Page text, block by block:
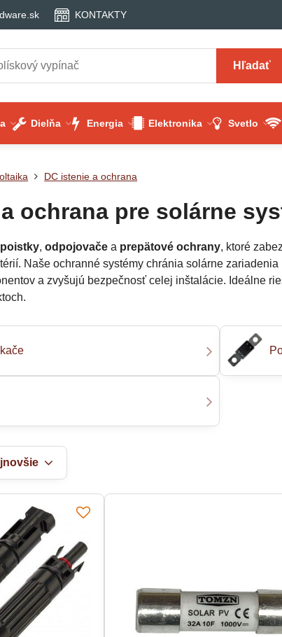
KONTAKTY
Hľadať
Dielňa Energia Elektronika Svetlo
DC istenie a ochrana
ochrana pre solárne
,odpojovače a prepätové ochrany, ktoré
Naše ochranné systémy chránia solárne zariadenia
a zvyšujú bezpečnosť celej inštalácie. Ideálne